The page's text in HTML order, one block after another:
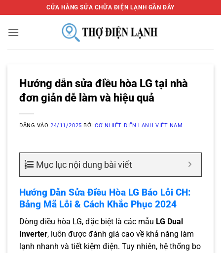
qua
nội
CỬA HÀNG SỬA CHỮA ĐIỆN LẠNH GẦN ĐÂY
Hướng dẫn sửa điều hòa LG tại nhà
đơn giản dễ làm và hiệu quả
ĐĂNG VÀO24/11/2025 BỞICƠ NHIỆT ĐIỆN LẠNH VIỆT NAM
Mục lục nội dung bài viết
Hướng Dẫn Sửa Điều Hòa LG Báo Lỗi CH:
Bảng Mã Lỗi & Cách Khắc Phục 2024
Dòng điều hòa LG, đặc biệt là các mẫu LG Dual
Inverter, luôn được đánh giá cao về khả năng làm
lạnh nhanh và tiết kiệm điện. Tuy nhiên, hệ thống bo